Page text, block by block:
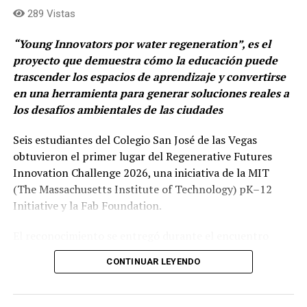
transformación social”,
En el último año, más de 23 mil personas han sido
beneficiarias de esta iniciativa, de las cuales el 71 %
logró acceder a oportunidades educativas y laborales
que antes estaban limitadas por la falta de conectividad.
ciudades y municipios como Tunja, Villa de Leyva,
Bogotá, El Paujil (Caquetá), Soacha, Montería,
Barranquilla, Cartagena, Santa Marta, Facatativá,
Barichara, Sopó y Cali, donde hoy operan las Salas de
Tecnología.
nuestro compromiso con la inclusión digital y con el
desarrollo de capacidades en las comunidades. Estos
289 Vistas
“Young Innovators por water regeneration”, es el
proyecto que demuestra cómo la educación puede
trascender los espacios de aprendizaje y convertirse
en una herramienta para generar soluciones reales a
los desafíos ambientales de las ciudades
Seis estudiantes del Colegio San José de las Vegas
obtuvieron el primer lugar del Regenerative Futures
Innovation Challenge 2026, una iniciativa de la MIT
(The Massachusetts Institute of Technology) pK–12
Initiative y la Fab Foundation.
«FAB26-Boston», considerado como uno de los eventos
mundiales más importantes sobre fabricación digital,
CONTINUAR LEYENDO